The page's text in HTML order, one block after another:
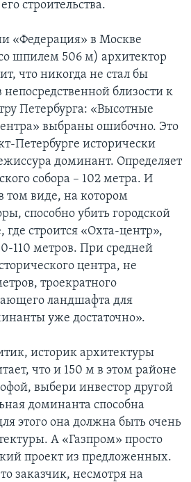
строительства.
«Федерация» в Москве
шпилем 506 м) архитектор
что никогда не стал бы
непосредственной близости к
Петербурга: «Высотные
выбраны ошибочно. Это
Петербурге исторически
доминант. Определяет
собора – 102 метра. И
том виде, на котором
способно убить городской
строится «Охта-центр»,
110 метров. При средней
центра, не
троекратного
ландшафта для
уже достаточно».
историк архитектуры
что и 150 м в этом районе
выбери инвестор другой
доминанта способна
этого она должна быть очень
А «Газпром» просто
проект из предложенных.
заказчик, несмотря на